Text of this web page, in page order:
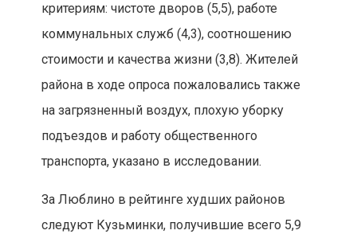
критериям: чистоте дворов (5,5), работе
коммунальных служб (4,3), соотношению
стоимости и качества жизни (3,8). Жителей
района в ходе опроса пожаловались также
на загрязненный воздух, плохую уборку
подъездов и работу общественного
транспорта, указано в исследовании.
За Люблино в рейтинге худших районов
следуют Кузьминки, получившие всего 5,9